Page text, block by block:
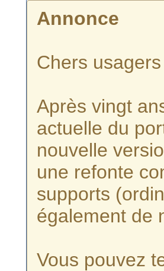
Annonce
Chers
Après vingt
actuelle du
nouvelle
une refonte
supports
également de
Vous pouvez